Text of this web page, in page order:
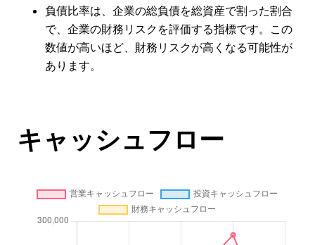
負債比率は、企業の総負債を総資産で割った割合
で、企業の財務リスクを評価する指標です。この
数値が高いほど、財務リスクが高くなる可能性が
あります。
キャッシュフロー